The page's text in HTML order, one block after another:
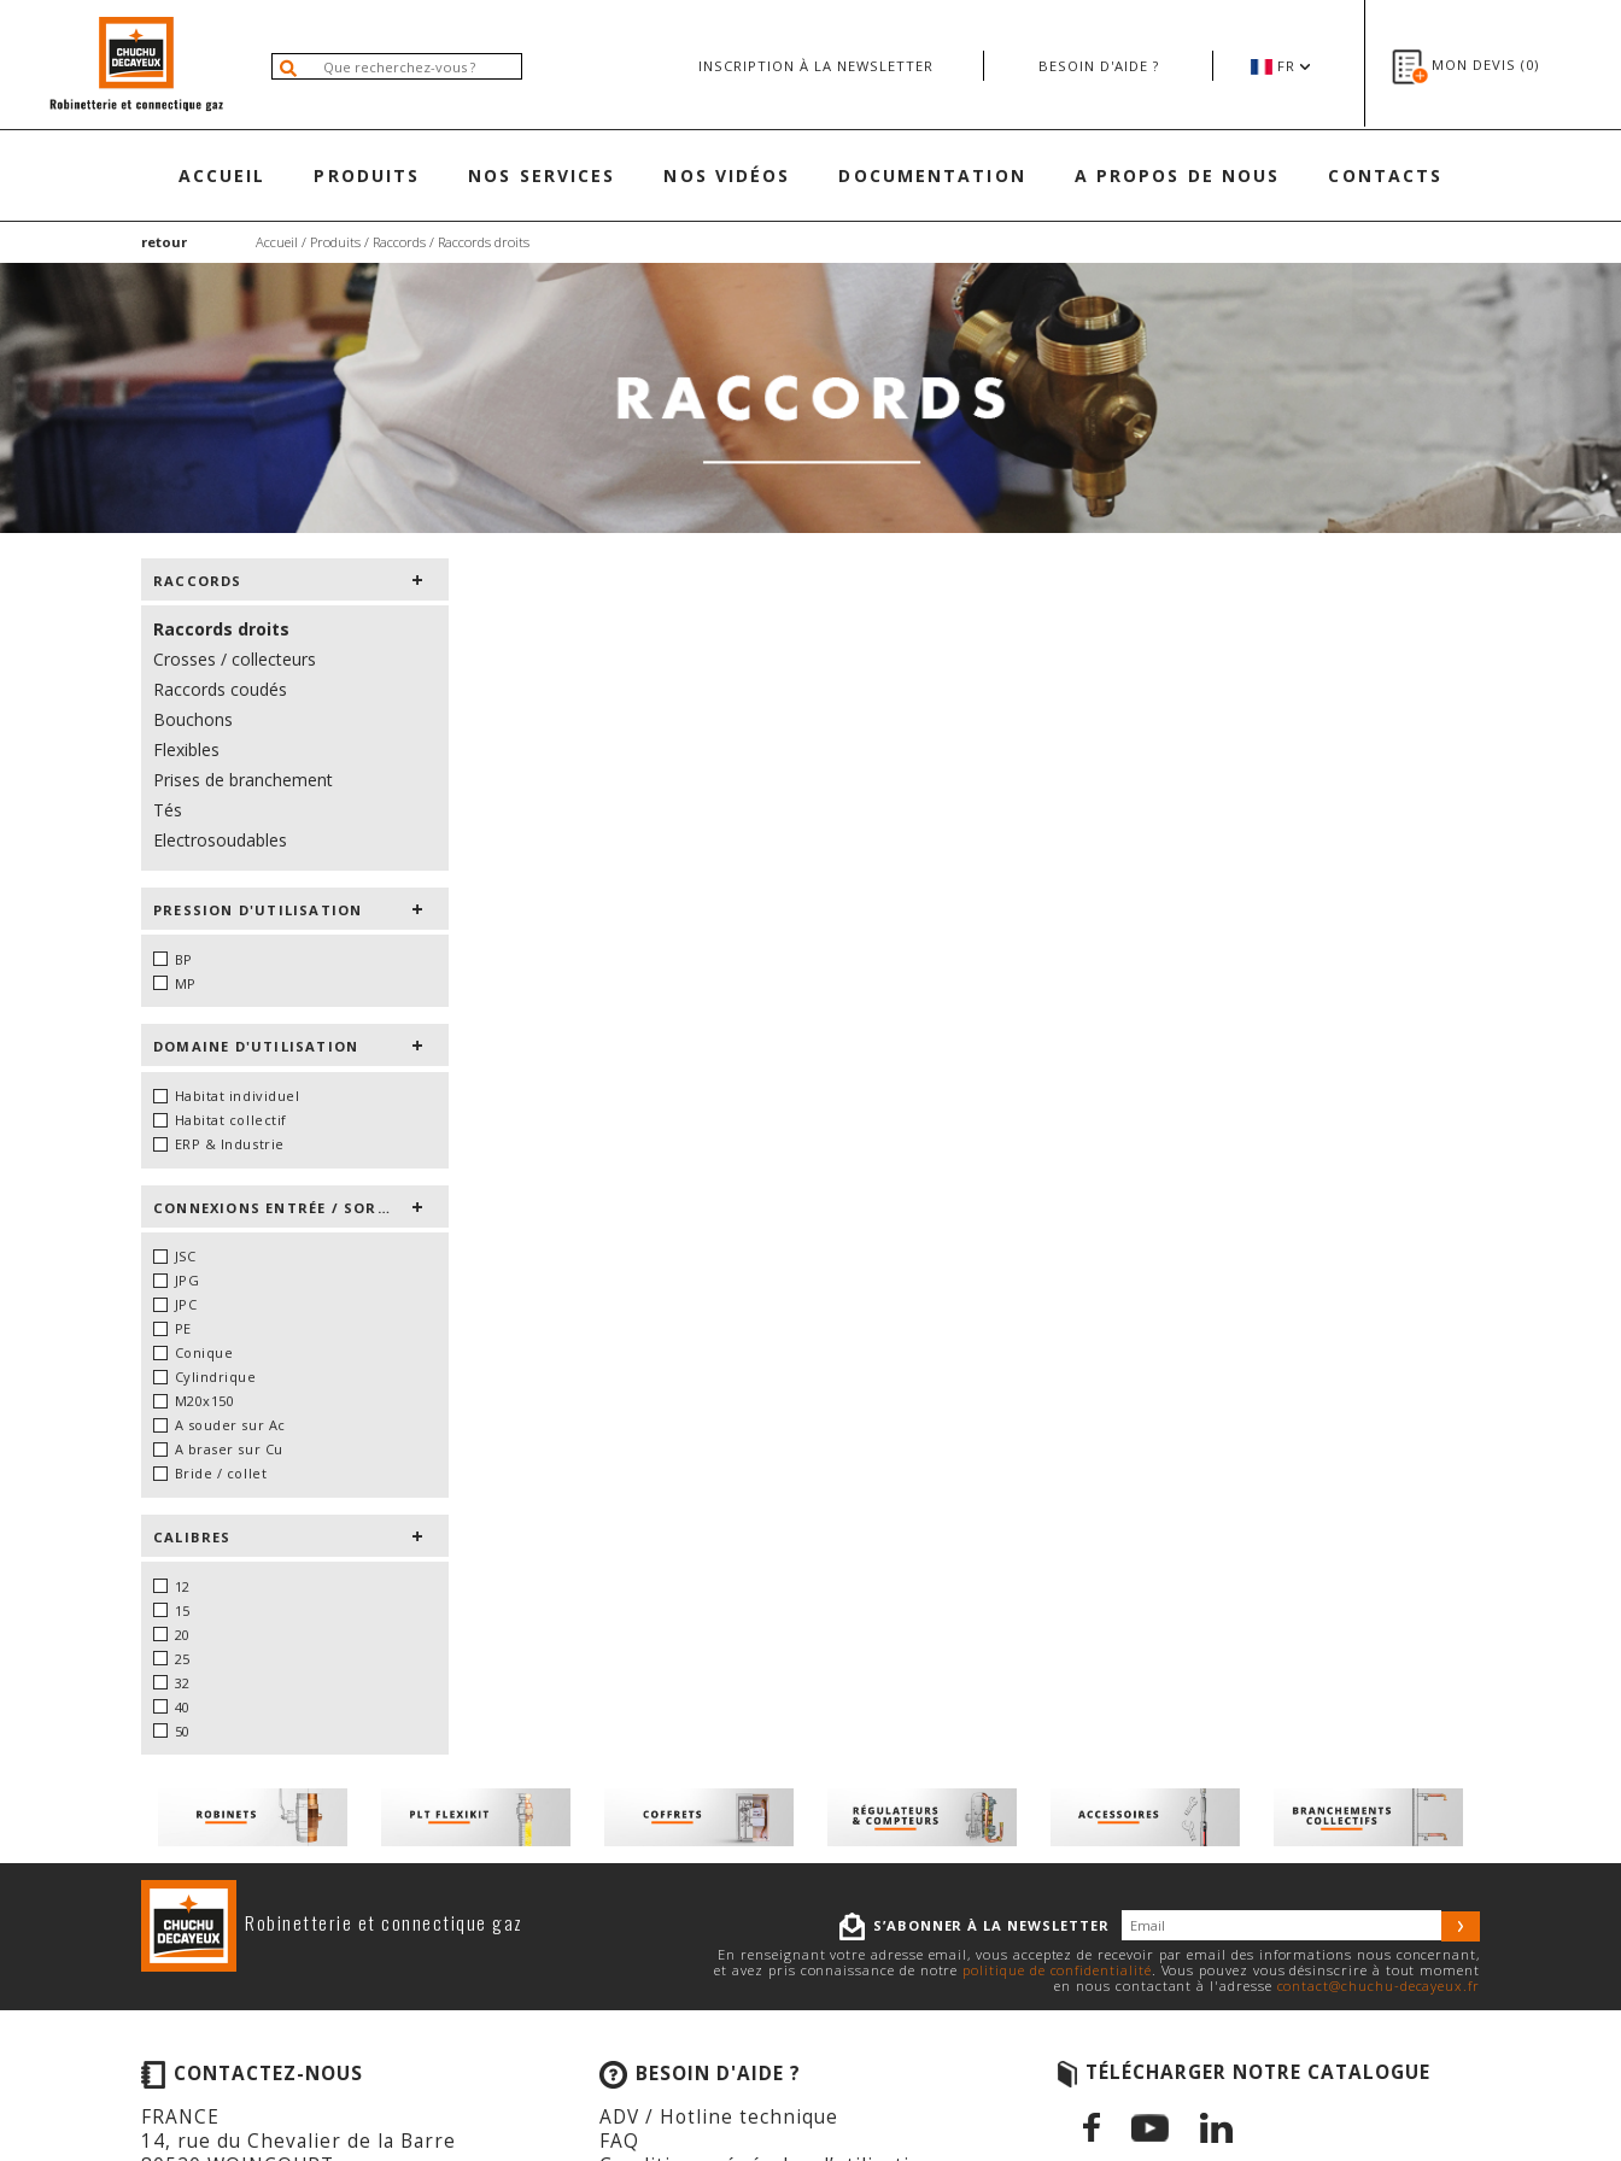
INSCRIPTION À LA NEWSLETTER BESOIN D'AIDE ? FR MON DEVIS (0)
ACCUEIL PRODUITS NOS SERVICES NOS VIDÉOS DOCUMENTATION A PROPOS DE NOUS CONTACTS
retour Accueil / Produits / Raccords / Raccords droits
RACCORDS
Raccords droits
Crosses / collecteurs
Raccords coudés
Bouchons
Flexibles
Prises de branchement
Tés
Electrosoudables
PRESSION D'UTILISATION
BP
MP
DOMAINE D'UTILISATION
Habitat individuel
Habitat collectif
ERP & Industrie
CONNEXIONS ENTRÉE / SORTIE
JSC
JPG
JPC
PE
Conique
Cylindrique
M20x150
A souder sur Ac
A braser sur Cu
Bride / collet
CALIBRES
12
15
20
25
32
40
50
Robinetterie et connectique gaz
S’ABONNER À LA NEWSLETTER
En renseignant votre adresse email, vous acceptez de recevoir par email des informations nous concernant,
et avez pris connaissance de notre politique de confidentialité . Vous pouvez vous désinscrire à tout moment
en nous contactant à l'adresse contact@chuchu-decayeux.fr
CONTACTEZ-NOUS
FRANCE
14, rue du Chevalier de la Barre
BESOIN D'AIDE ?
ADV / Hotline technique
FAQ
TÉLÉCHARGER NOTRE CATALOGUE